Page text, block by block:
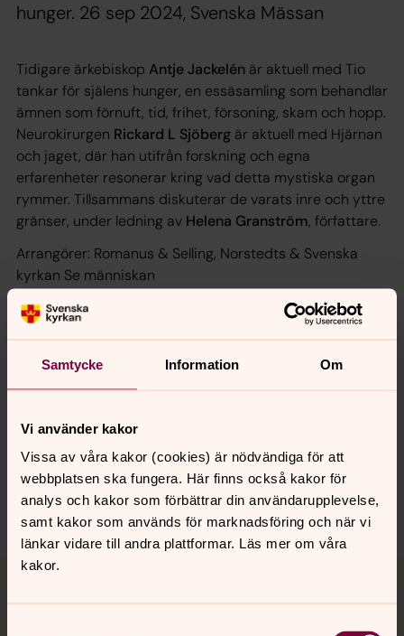
Samtycke Information Om
Vi använder kakor
Vissa av våra kakor (cookies) är nödvändiga för att
webbplatsen ska fungera. Här finns också kakor för
analys och kakor som förbättrar din användarupplevelse,
samt kakor som används för marknadsföring och när vi
länkar vidare till andra plattformar. Läs mer om våra
kakor.
hunger. 26 sep 2024, Svenska Mässan
Tidigare ärkebiskop Antje Jackelén är aktuell med Tio
tankar för själens hunger, en essäsamling som behandlar
ämnen som förnuft, tid, frihet, försoning, skam och hopp.
Neurokirurgen Rickard L Sjöberg är aktuell med Hjärnan
och jaget, där han utifrån forskning och egna
erfarenheter resonerar kring vad detta mystiska organ
rymmer. Tillsammans diskuterar de varats inre och yttre
gränser, under ledning av Helena Granström, författare.
Arrangörer: Romanus & Selling, Norstedts & Svenska
kyrkan Se människan
Läs mer om biljetter och inträde här
Tor 26 sep 2024 kl. 12.00–12.45,Svenska Mässan,
Bokmässans seminarieprogram, G4
Senast ändrad 25 september 2024
Dela
Tillbaka till toppen
Tillbaka till innehållet